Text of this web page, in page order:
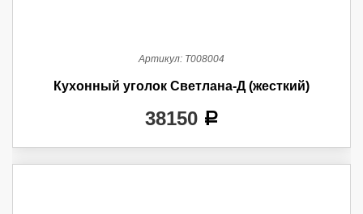
Артикул: Т008004
Кухонный уголок Светлана-Д (жесткий)
38150 a